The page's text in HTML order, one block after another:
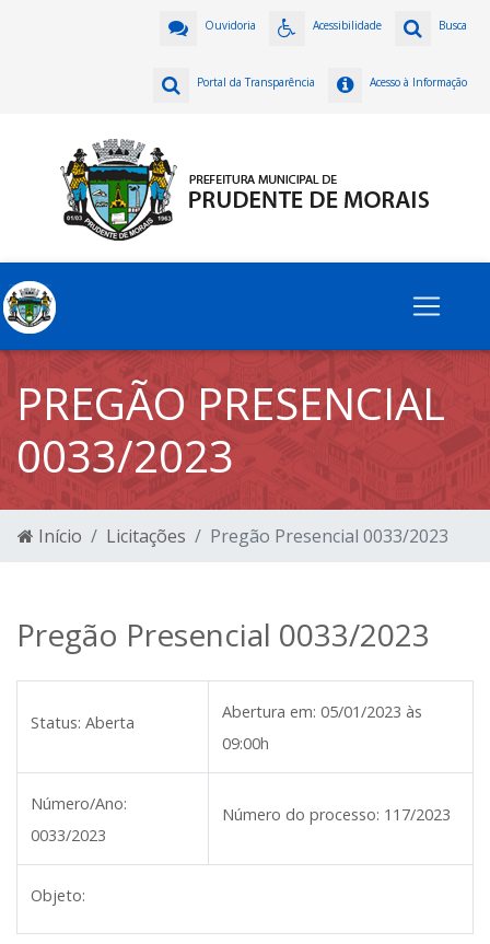
Busca
Acessibilidade
Ouvidoria
Acesso à Informação
Portal da Transparência
PREGÃO PRESENCIAL
0033/2023
Início Licitações Pregão Presencial 0033/2023
Pregão Presencial 0033/2023
Status: Aberta
Abertura em: 05/01/2023 às
09:00h
Número/Ano:
0033/2023
Número do processo: 117/2023
Objeto: